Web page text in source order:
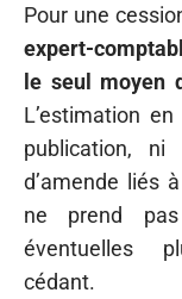
Pour une
expert-
le seul moyen
L’estimation
publication,
d’amende liés
ne prend
éventuelles
cédant.